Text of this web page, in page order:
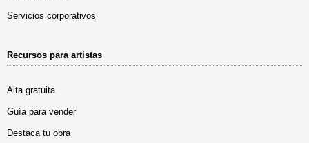
Servicios corporativos
Recursos para artistas
Alta gratuita
Guía para vender
Destaca tu obra